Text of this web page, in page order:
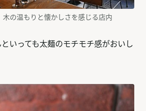
の温もりと懐かしさを感じる店内
いっても太麺のモチモチ感がおいし